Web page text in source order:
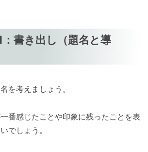
書き出し（題名と導
を考えましょう。
番感じたことや印象に残ったことを表
でしょう。